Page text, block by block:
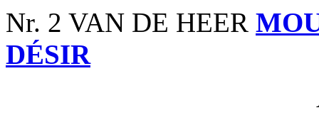
Nr. 2 VAN DE HEER
DÉSIR